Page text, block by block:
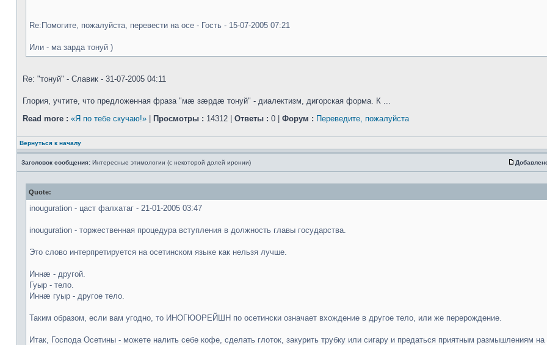
Re:Помогите, пожалуйста, перевести на осе - Гость - 15-07-2005 07:21
Или - ма зарда тонуй )
Re: "тонуй" - Славик - 31-07-2005 04:11
Глория, учтите, что предложенная фраза "мæ зæрдæ тонуй" - диалектизм, дигорская форма. К ...
Read more : «Я по тебе скучаю!» Просмотры : 14312 | Ответы : 0 | Форум : Переведите, пожалуйста
Вернуться к началу
Заголовок сообщения: Интересные этимологии (с некоторой долей иронии)
Quote:
inouguration - цаст фалхатаг - 21-01-2005 03:47
inouguration - торжественная процедура вступления в должность главы государства.
Это слово интерпретируется на осетинском языке как нельзя лучше.
Иннæ - другой.
Гуыр - тело.
Иннæ гуыр - другое тело.
Таким образом, если вам угодно, то ИНОГЮОРЕЙШН по осетински означает вхождение в другое тело, или же перерождение.
Итак, Господа Осетины - можете налить себе кофе, сделать глоток, закурить трубку или сигару и предаться приятным размышлениям